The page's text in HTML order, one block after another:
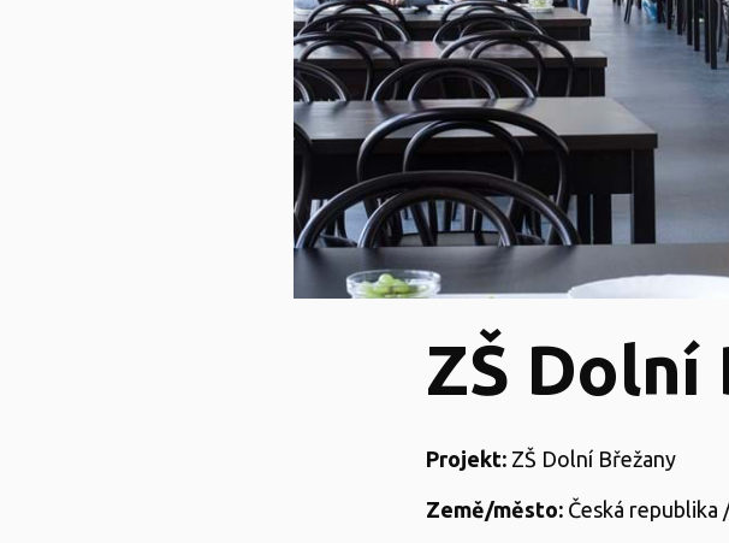
ZŠ Dolní
Projekt: ZŠ Dolní Břežany
Země/město: Česká republika